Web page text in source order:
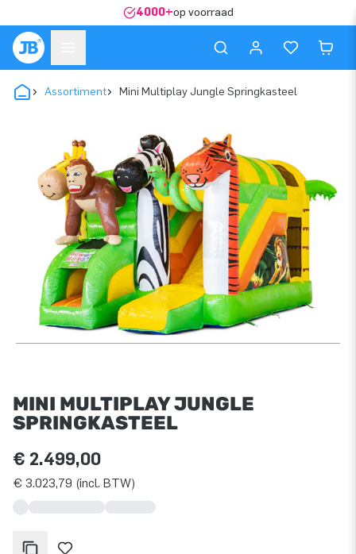
4000+op voorraad
Assortiment Mini Multiplay Jungle Springkasteel
MINI MULTIPLAY JUNGLE
SPRINGKASTEEL
€ 2.499,00
€ 3.023,79 (incl. BTW)